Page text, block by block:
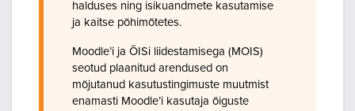
halduses ning isikuandmete kasutamise
ja kaitse põhimõtetes.
Moodle’i ja ÕISi liidestamisega (MOIS)
seotud plaanitud arendused on
mõjutanud kasutustingimuste muutmist
enamasti Moodle’i kasutaja õiguste